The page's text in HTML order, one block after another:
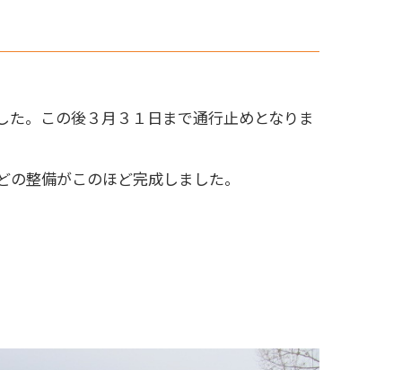
。この後３月３１日まで通行止めとなりま
整備がこのほど完成しました。